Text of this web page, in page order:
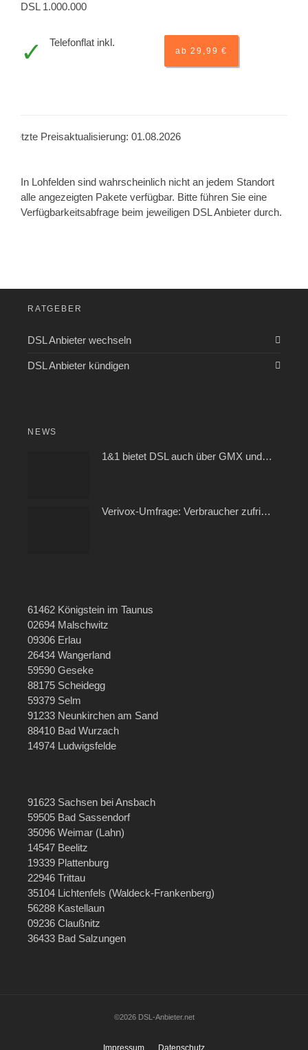
DSL 1.000.000
Telefonflat inkl.
ab 29,99 €
Letzte Preisaktualisierung: 01.08.2026
In Lohfelden sind wahrscheinlich nicht an jedem Standort
alle angezeigten Pakete verfügbar. Bitte führen Sie eine
Verfügbarkeitsabfrage beim jeweiligen DSL Anbieter durch.
RATGEBER
DSL Anbieter wechseln
DSL Anbieter kündigen
NEWS
1&1 bietet DSL auch über GMX und WEB.DE
Verivox-Umfrage: Verbraucher zufrieden mit ihrem Kabel- und Internetanbieter
61462 Königstein im Taunus
02694 Malschwitz
09306 Erlau
26434 Wangerland
59590 Geseke
88175 Scheidegg
59379 Selm
91233 Neunkirchen am Sand
88410 Bad Wurzach
14974 Ludwigsfelde
91623 Sachsen bei Ansbach
59505 Bad Sassendorf
35096 Weimar (Lahn)
14547 Beelitz
19339 Plattenburg
22946 Trittau
35104 Lichtenfels (Waldeck-Frankenberg)
56288 Kastellaun
09236 Claußnitz
36433 Bad Salzungen
©2026 DSL-Anbieter.net
Impressum Datenschutz